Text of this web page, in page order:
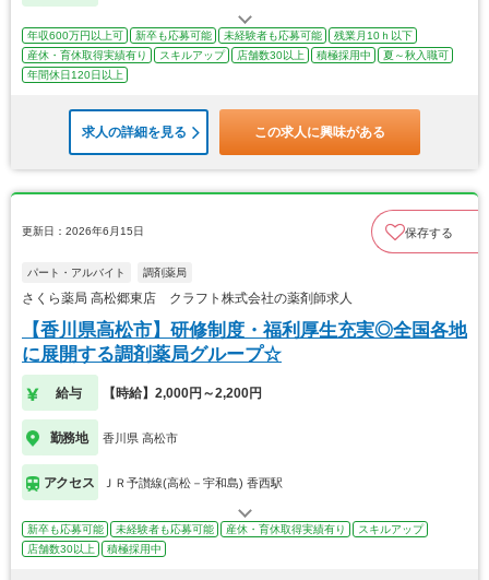
年収600万円以上可 新卒も応募可能 未経験者も応募可能
残業月10ｈ以下
産休・育休取得実績有り
スキルアップ 店舗数30以上 積極採用中
夏～秋入職可
年間休日120日以上
求人の詳細を見る この求人に興味がある
更新日：2026年6月15日 保存する
パート・アルバイト 調剤薬局
さくら薬局 高松郷東店 クラフト株式会社の薬剤師求人
【香川県高松市】研修制度・福利厚生充実◎全国各地
に展開する調剤薬局グループ☆
給与 【時給】2,000円～2,200円
勤務地 香川県 高松市
アクセス ＪＲ予讃線(高松－宇和島) 香西駅
新卒も応募可能 未経験者も応募可能 産休・育休取得実績有り
スキルアップ
店舗数30以上
積極採用中